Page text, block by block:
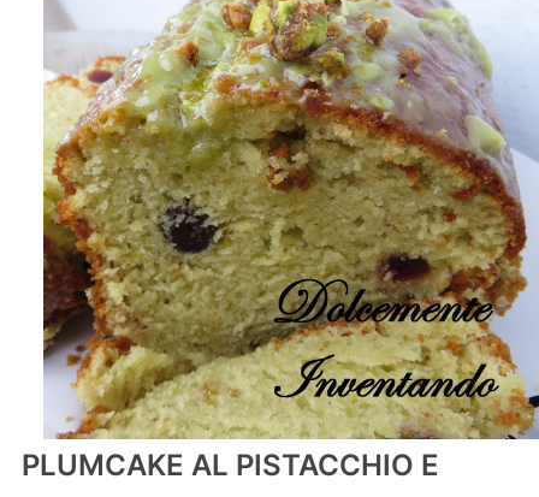
PLUMCAKE AL PISTACCHIO E